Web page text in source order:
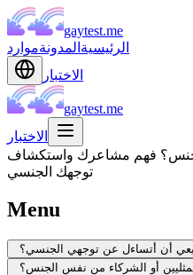
gaytest.me
الرئيسية المدونةموارد
الاختبار
gaytest.me
الاختبار
الجنس؟ فهم مشاعرك واستكشاف
توجهك الجنسي
Menu
أن أتساءل عن توجهي الجنسي؟
أو الشركاء من نفس الجنس؟